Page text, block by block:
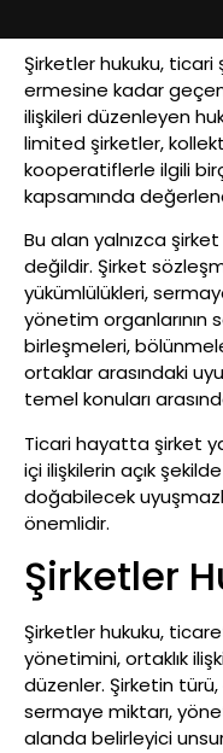
Şirketler hukuku,
ermesine kadar
ilişkileri düzenleyen
limited şirketler,
kooperatiflerle ilgili
kapsamında
Bu alan yalnızca
değildir. Şirket
yükümlülükleri,
yönetim organlarının
birleşmeleri,
ortaklar arasındaki
temel konuları
Ticari hayatta şirket
içi ilişkilerin açık
doğabilecek
önemlidir.
Şirketler
Şirketler hukuku,
yönetimini, ortaklık
düzenler. Şirketin türü,
sermaye miktarı,
alanda belirleyici